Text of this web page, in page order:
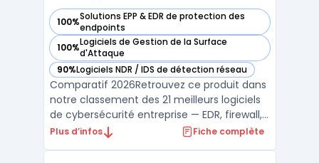
100%Solutions EPP & EDR de protection des
endpoints
— voir Palo Alto Networks Cortex XSIAM dans cette
100%Logiciels de Gestion de la Surface
d'Attaque
— voir Palo Alto Networks Cortex XSIAM dans cette
90%Logiciels NDR / IDS de détection réseau
— voir Palo Alto Networks Cortex XSIAM dans cette
Comparatif 2026Retrouvez ce produit dans
notre classement des 21 meilleurs logiciels
de cybersécurité entreprise — EDR, firewall,
SIEM, XDR. ...
Plus d’infos Fiche complète